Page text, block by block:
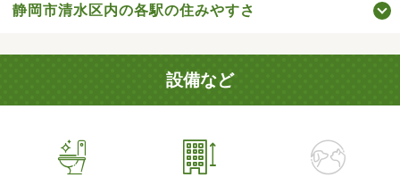
静岡市清水区内の各駅の住みやすさ
設備など